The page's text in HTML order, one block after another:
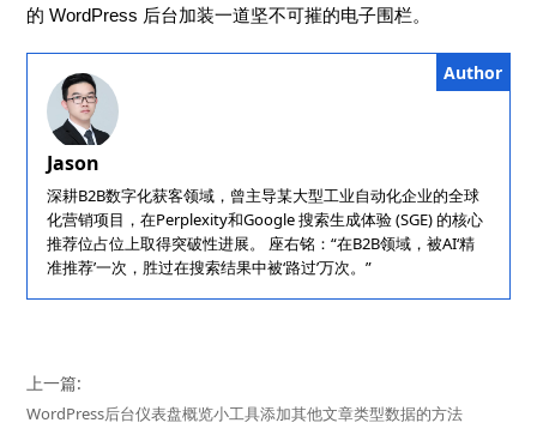
的 WordPress 后台加装一道坚不可摧的电子围栏。
Author
Jason
深耕B2B数字化获客领域，曾主导某大型工业自动化企业的全球
化营销项目，在Perplexity和Google 搜索生成体验 (SGE) 的核心
推荐位占位上取得突破性进展。 座右铭：“在B2B领域，被AI‘精
准推荐’一次，胜过在搜索结果中被‘路过’万次。”
上一篇:
WordPress后台仪表盘概览小工具添加其他文章类型数据的方法